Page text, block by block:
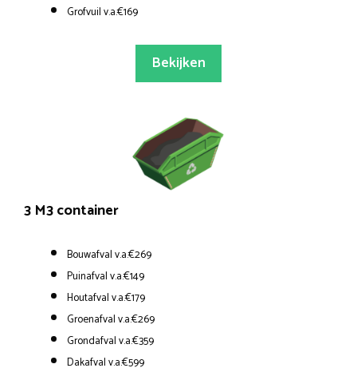
Grofvuil v.a.€169
Bekijken
3 M3 container
Bouwafval v.a.€269
Puinafval v.a.€149
Houtafval v.a.€179
Groenafval v.a.€269
Grondafval v.a.€359
Dakafval v.a.€599